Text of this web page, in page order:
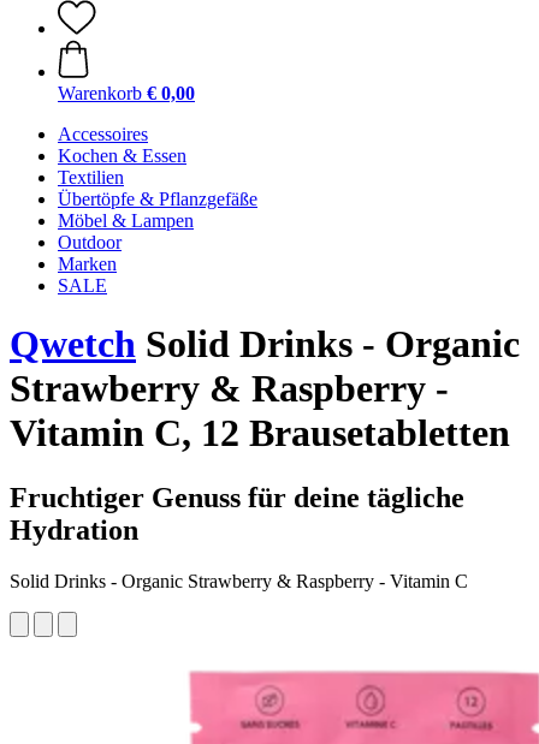
Warenkorb € 0,00
Accessoires
Kochen & Essen
Textilien
Übertöpfe & Pflanzgefäße
Möbel & Lampen
Outdoor
Marken
SALE
Qwetch Solid Drinks - Organic
Strawberry & Raspberry -
Vitamin C, 12 Brausetabletten
Fruchtiger Genuss für deine tägliche
Hydration
Solid Drinks - Organic Strawberry & Raspberry - Vitamin C